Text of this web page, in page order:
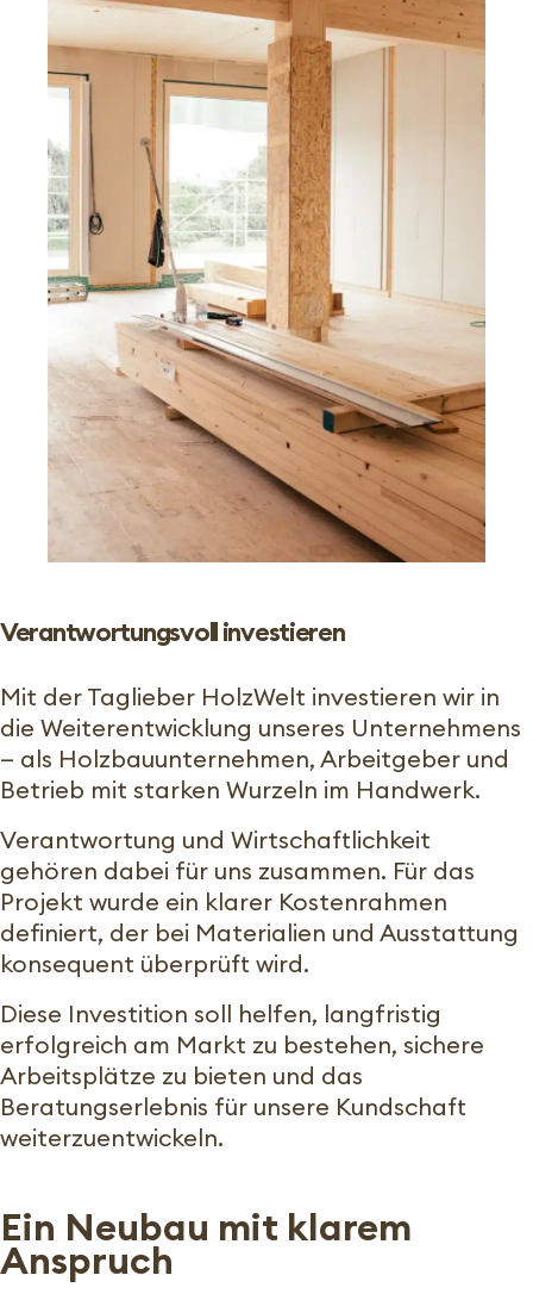
Verantwortungsvoll investieren
Mit der Taglieber HolzWelt investieren wir in
die Weiterentwicklung unseres Unternehmens
— als Holzbauunternehmen, Arbeitgeber und
Betrieb mit starken Wurzeln im Handwerk.
Verantwortung und Wirtschaftlichkeit
gehören dabei für uns zusammen. Für das
Projekt wurde ein klarer Kostenrahmen
definiert, der bei Materialien und Ausstattung
konsequent überprüft wird.
Diese Investition soll helfen, langfristig
erfolgreich am Markt zu bestehen, sichere
Arbeitsplätze zu bieten und das
Beratungserlebnis für unsere Kundschaft
weiterzuentwickeln.
Ein Neubau mit klarem
Anspruch